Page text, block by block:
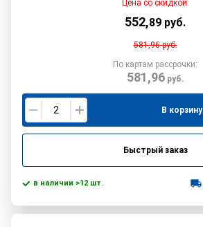
Цена со скидкой:
552,89 руб.
581,96руб.
По картам рассрочки:
581,96руб.
В корзину
Быстрый заказ
в наличии >12 шт.